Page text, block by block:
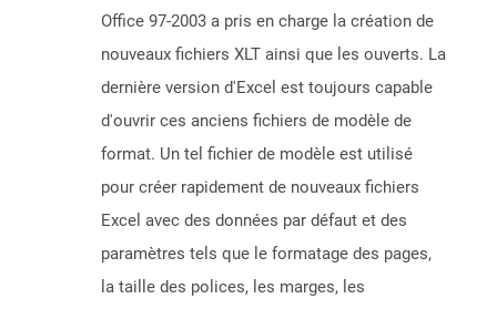
Office 97-2003 a pris en charge la création de
nouveaux fichiers XLT ainsi que les ouverts. La
dernière version d'Excel est toujours capable
d'ouvrir ces anciens fichiers de modèle de
format. Un tel fichier de modèle est utilisé
pour créer rapidement de nouveaux fichiers
Excel avec des données par défaut et des
paramètres tels que le formatage des pages,
la taille des polices, les marges, les